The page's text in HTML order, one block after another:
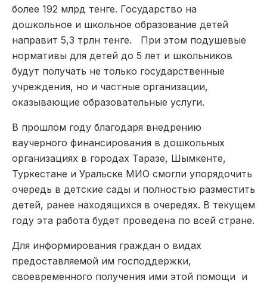
более 192 млрд тенге. Государство на
дошкольное и школьное образование детей
направит 5,3 трлн тенге. При этом подушевые
нормативы для детей до 5 лет и школьников
будут получать не только государственные
учреждения, но и частные организации,
оказывающие образовательные услуги.
В прошлом году благодаря внедрению
ваучерного финансирования в дошкольных
организациях в городах Таразе, Шымкенте,
Туркестане и Уральске МИО смогли упорядочить
очередь в детские сады и полностью разместить
детей, ранее находящихся в очередях. В текущем
году эта работа будет проведена по всей стране.
Для информирования граждан о видах
предоставляемой им господдержки,
своевременного получения ими этой помощи и